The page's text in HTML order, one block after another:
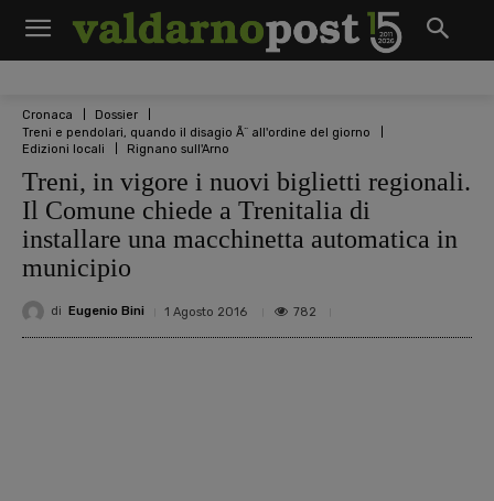
Cronaca
Dossier
Treni e pendolari, quando il disagio Ã¨ all'ordine del giorno
Edizioni locali
Rignano sull'Arno
Treni, in vigore i nuovi biglietti regionali.
Il Comune chiede a Trenitalia di
installare una macchinetta automatica in
municipio
di Eugenio Bini 1 Agosto 2016 782